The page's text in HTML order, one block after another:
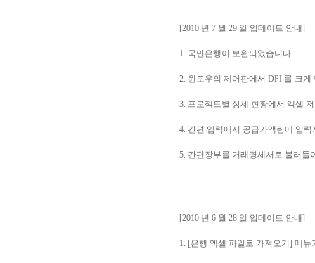
[2010 년 7 월 29 일 업데이트 안내]
1. 국민은행이 보완되었습니다.
2. 윈도우의 제어판에서 DPI 를 크
3. 프로젝트별 상세 현황에서 엑셀
4. 간편 입력에서 공급가액란에 입
5. 간편장부를 거래명세서로 불러들
[2010 년 6 월 28 일 업데이트 안내]
1. [은행 엑셀 파일로 가져오기] 메뉴